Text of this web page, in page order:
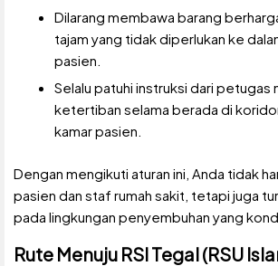
Dilarang membawa barang
tajam yang tidak diperlukan ke
pasien.
Selalu patuhi instruksi dari petugas
ketertiban selama berada di
kamar pasien.
Dengan mengikuti aturan ini, Anda tidak
pasien dan staf rumah sakit, tetapi juga
pada lingkungan penyembuhan yang
Rute Menuju RSI Tegal (RSU